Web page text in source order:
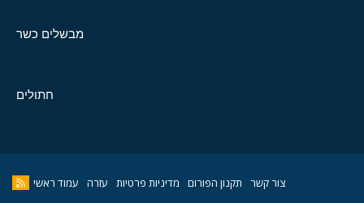
מבשלים כשר
חתולים
צור קשר תקנון הפורום מדיניות פרטיות עזרה עמוד ראשי